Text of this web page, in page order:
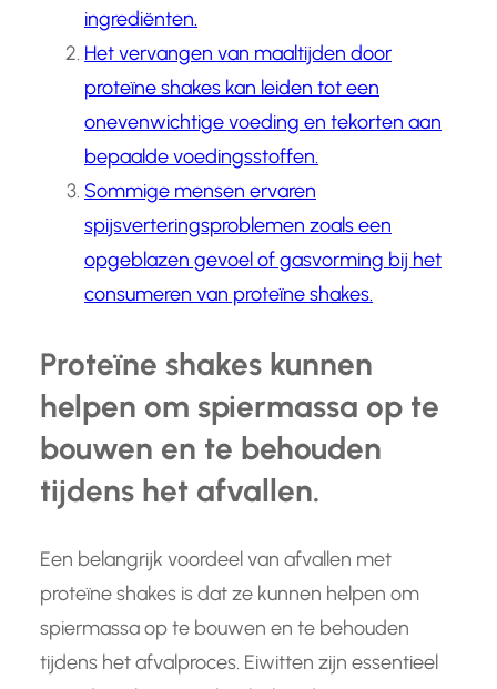
ingrediënten.
Het vervangen van maaltijden door
proteïne shakes kan leiden tot een
onevenwichtige voeding en tekorten aan
bepaalde voedingsstoffen.
Sommige mensen ervaren
spijsverteringsproblemen zoals een
opgeblazen gevoel of gasvorming bij het
consumeren van proteïne shakes.
Proteïne shakes kunnen
helpen om spiermassa op te
bouwen en te behouden
tijdens het afvallen.
Een belangrijk voordeel van afvallen met
proteïne shakes is dat ze kunnen helpen om
spiermassa op te bouwen en te behouden
tijdens het afvalproces. Eiwitten zijn essentieel